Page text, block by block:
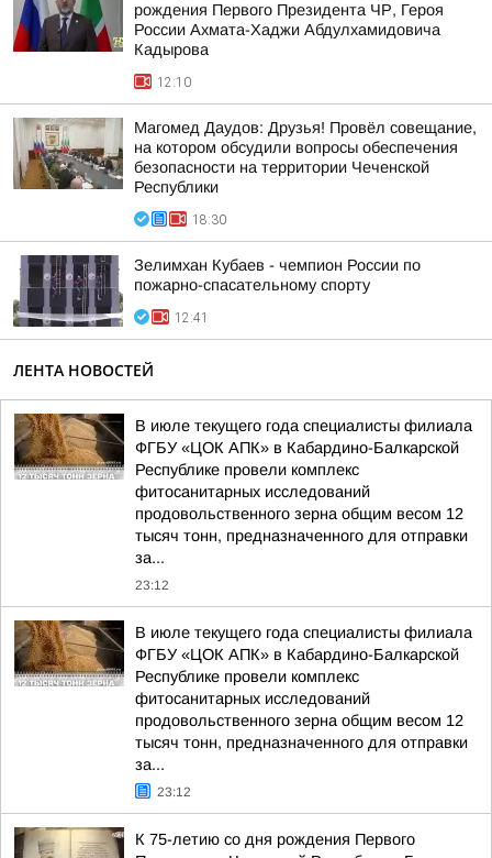
рождения Первого Президента ЧР, Героя
России Ахмата-Хаджи Абдулхамидовича
Кадырова
12:10
Магомед Даудов: Друзья! Провёл совещание,
на котором обсудили вопросы обеспечения
безопасности на территории Чеченской
Республики
18:30
Зелимхан Кубаев - чемпион России по
пожарно-спасательному спорту
12:41
ЛЕНТА НОВОСТЕЙ
В июле текущего года специалисты филиала
ФГБУ «ЦОК АПК» в Кабардино-Балкарской
Республике провели комплекс
фитосанитарных исследований
продовольственного зерна общим весом 12
тысяч тонн, предназначенного для отправки
за...
23:12
В июле текущего года специалисты филиала
ФГБУ «ЦОК АПК» в Кабардино-Балкарской
Республике провели комплекс
фитосанитарных исследований
продовольственного зерна общим весом 12
тысяч тонн, предназначенного для отправки
за...
23:12
К 75-летию со дня рождения Первого